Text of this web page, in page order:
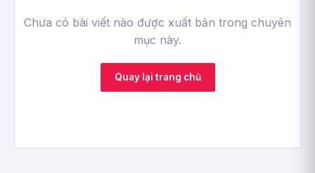
Chưa có bài viết nào được xuất bản trong chuyên
mục này.
Quay lại trang chủ